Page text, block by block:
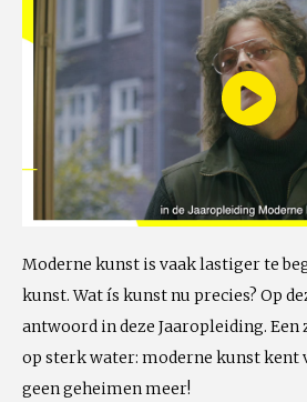
Moderne kunst is vaak lastiger te
kunst. Wat ís kunst nu precies? Op
antwoord in deze Jaaropleiding.
op sterk water: moderne kunst kent
geen geheimen meer!